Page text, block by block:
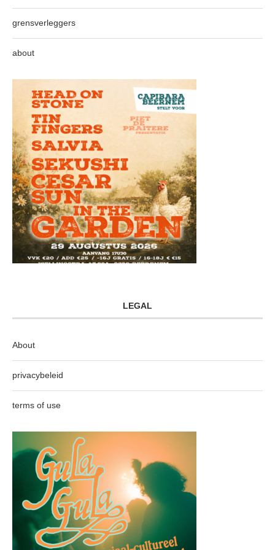
grensverleggers
about
LEGAL
About
privacybeleid
terms of use